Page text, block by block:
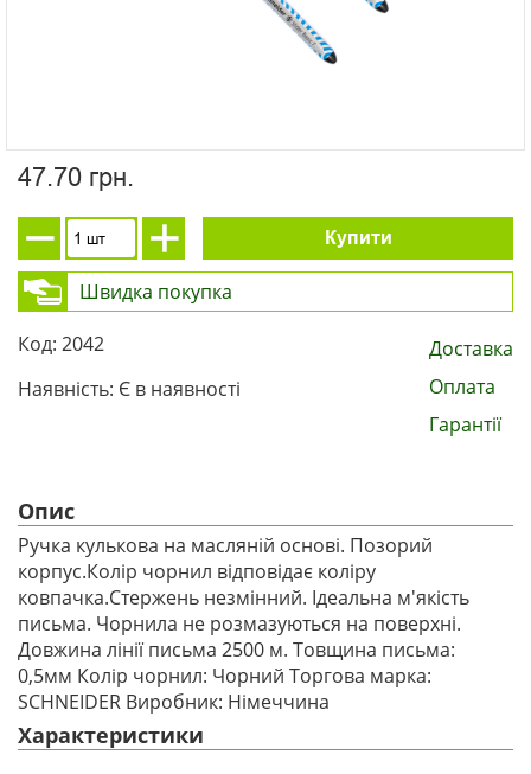
47.70 грн.
Купити
Швидка покупка
Код: 2042
Наявність: Є в наявності
Доставка
Оплата
Гарантії
Опис
Ручка кулькова на масляній основі. Позорий
корпус.Колір чорнил відповідає коліру
ковпачка.Стержень незмінний. Ідеальна м'якість
письма. Чорнила не розмазуються на поверхні.
Довжина лінії письма 2500 м. Товщина письма:
0,5мм Колір чорнил: Чорний Торгова марка:
SCHNEIDER Виробник: Німеччина
Характеристики